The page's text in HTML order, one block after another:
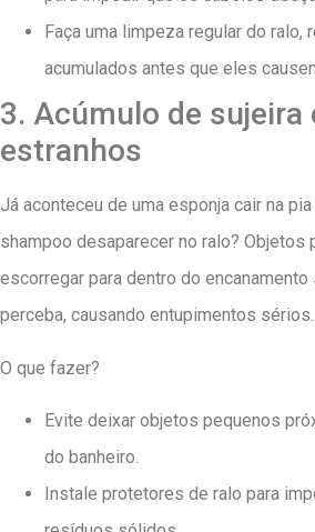
Faça uma limpeza regular do ralo,
acumulados antes que eles
3. Acúmulo de sujeira
estranhos
Já aconteceu de uma esponja cair na
shampoo desaparecer no ralo? Objetos
escorregar para dentro do encanamento
perceba, causando entupimentos sérios.
O que fazer?
Evite deixar objetos pequenos
do banheiro.
Instale protetores de ralo para